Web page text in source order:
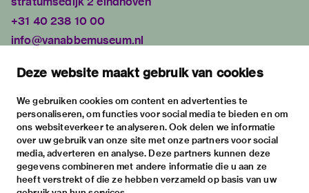
Deze website maakt gebruik van cookies
We gebruiken cookies om content en advertenties te
personaliseren, om functies voor social media te bieden en om
ons websiteverkeer te analyseren. Ook delen we informatie
over uw gebruik van onze site met onze partners voor social
media, adverteren en analyse. Deze partners kunnen deze
gegevens combineren met andere informatie die u aan ze
heeft verstrekt of die ze hebben verzameld op basis van uw
+31 40 238 10 00
info@vanabbemuseum.nl
exhibitions
activities
practical information
about
the museum
the collection